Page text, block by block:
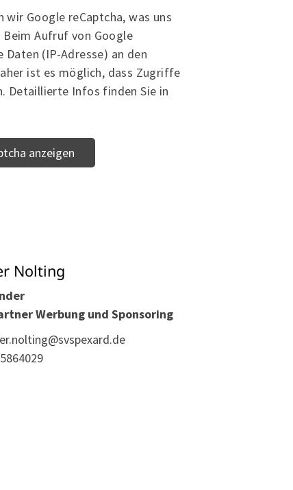
wir Google reCaptcha, was uns
Aufruf von Google
Daten (IP-Adresse) an den
ist es möglich, dass Zugriffe
Detaillierte Infos finden Sie in
anzeigen
Nolting
Werbung und Sponsoring